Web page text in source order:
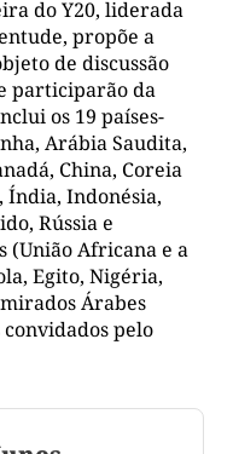
do Y20, liderada
propõe a
de discussão
participarão da
os 19 países-
Arábia Saudita,
China, Coreia
Índia, Indonésia,
Rússia e
(União Africana e a
Egito, Nigéria,
Árabes
convidados pelo